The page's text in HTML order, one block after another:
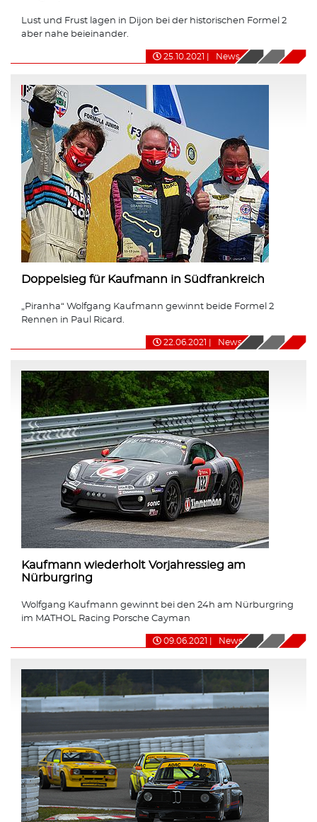
Lust und Frust lagen in Dijon bei der historischen Formel 2
aber nahe beieinander.
25.10.2021 News
Doppelsieg für Kaufmann in Südfrankreich
„Piranha“ Wolfgang Kaufmann gewinnt beide Formel 2
Rennen in Paul Ricard.
22.06.2021 News
Kaufmann wiederholt Vorjahressieg am
Nürburgring
Wolfgang Kaufmann gewinnt bei den 24h am Nürburgring
im MATHOL Racing Porsche Cayman
09.06.2021 News